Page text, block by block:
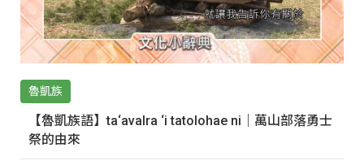
魯凱族
【魯凱族語】ta‘avalra ‘i tatolohae ni｜萬山部落勇士
祭的由來